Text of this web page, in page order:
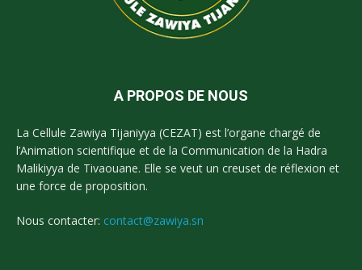
A PROPOS DE NOUS
La Cellule Zawiya Tijaniyya (CEZAT) est l’organe chargé de
l’Animation scientifique et de la Communication de la Hadra
Malikiyya de Tivaouane. Elle se veut un creuset de réflexion et
une force de proposition.
Nous contacter: contact@zawiya.sn